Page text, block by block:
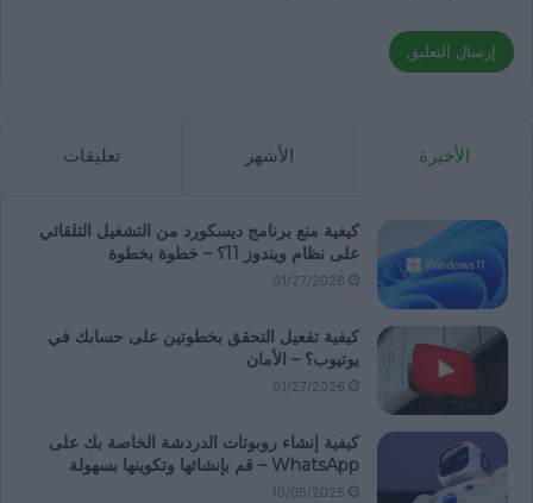
الأخيرة الأشهر تعليقات
كيفية منع برنامج ديسكورد من التشغيل التلقائي
على نظام ويندوز 11؟ – خطوة بخطوة
01/27/2026
كيفية تفعيل التحقق بخطوتين على حسابك في
يوتيوب؟ – الأمان
01/27/2026
كيفية إنشاء روبوتات الدردشة الخاصة بك على
WhatsApp – قم بإنشائها وتكوينها بسهولة
10/05/2025